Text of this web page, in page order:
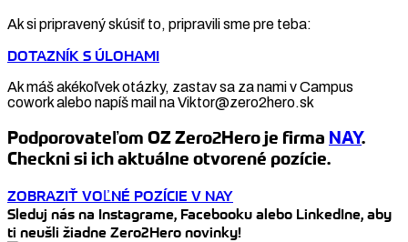
Ak si pripravený skúsiť to, pripravili sme pre teba:
DOTAZNÍK S ÚLOHAMI
Ak máš akékoľvek otázky, zastav sa za nami v Campus
cowork alebo napíš mail na Viktor@zero2hero.sk
Podporovateľom OZ Zero2Hero je firma NAY.
Checkni si ich aktuálne otvorené pozície.
ZOBRAZIŤ VOĽNÉ POZÍCIE V NAY
Sleduj nás na Instagrame, Facebooku alebo LinkedIne, aby
ti neušli žiadne Zero2Hero novinky!